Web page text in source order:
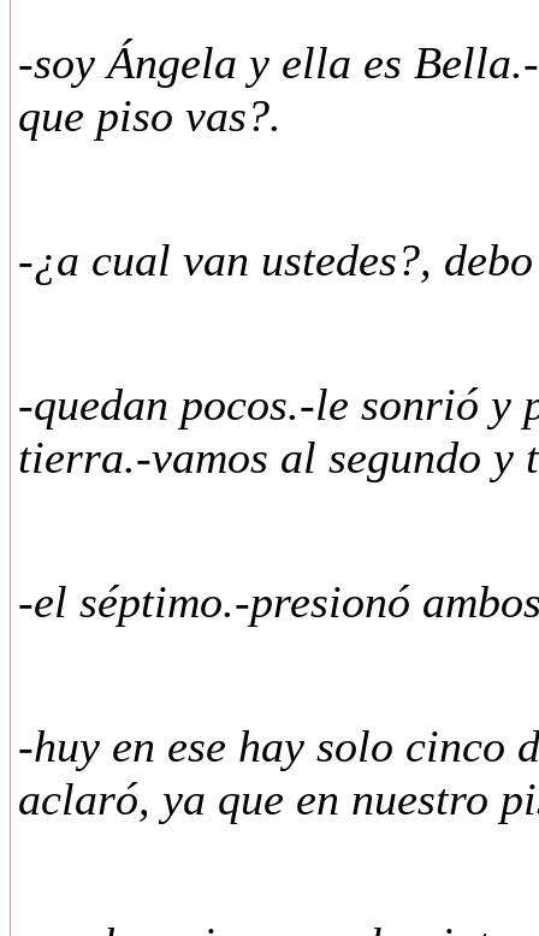
-soy Ángela y ella es
que piso vas?.
-¿a cual van ustedes?,
-quedan pocos.-le sonrió y
tierra.-vamos al segundo y
-el séptimo.-presionó
-huy en ese hay solo cinco
aclaró, ya que en nuestro